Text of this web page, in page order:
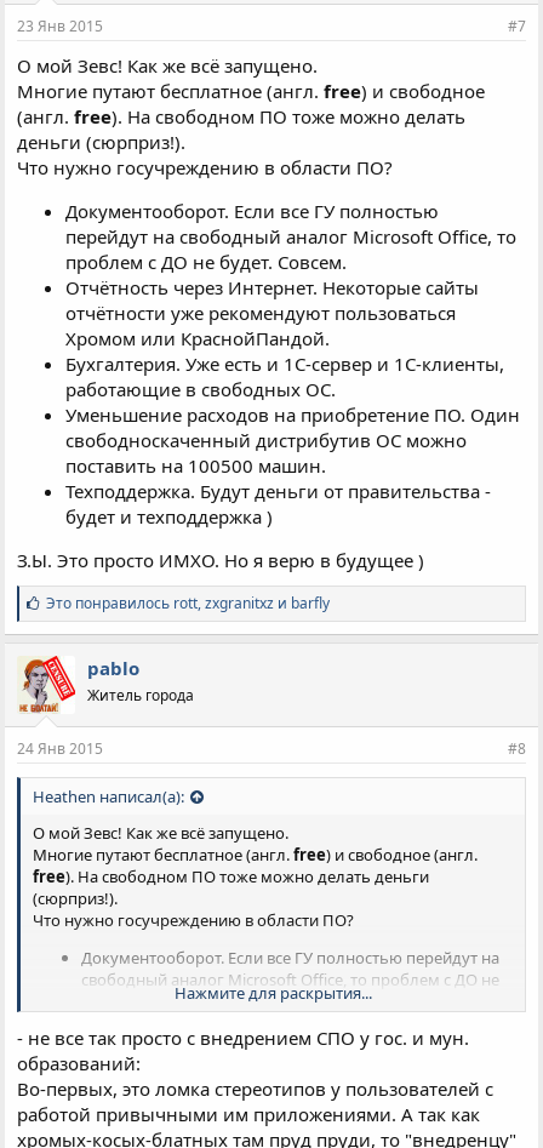
23 Янв 2015 #7
О мой Зевс! Как же всё запущено.
Многие путают бесплатное (англ.free) и свободное
(англ.free). На свободном ПО тоже можно делать
деньги (сюрприз!).
Что нужно госучреждению в области ПО?
Документооборот. Если все ГУ полностью
перейдут на свободный аналог Microsoft Office, то
проблем с ДО не будет. Совсем.
Отчётность через Интернет. Некоторые сайты
отчётности уже рекомендуют пользоваться
Хромом или КраснойПандой.
Бухгалтерия. Уже есть и 1С-сервер и 1С-клиенты,
работающие в свободных ОС.
Уменьшение расходов на приобретение ПО. Один
свободноскаченный дистрибутив ОС можно
поставить на 100500 машин.
Техподдержка. Будут деньги от правительства -
будет и техподдержка )
З.Ы. Это просто ИМХО. Но я верю в будущее )
С
и
м
п
а
т
и
:
Это понравилось rott,zxgranitxz и barfly
pablo
Житель города
24 Янв 2015 #8
Heathen написал(а):
О мой Зевс! Как же всё запущено.
Многие путают бесплатное (англ.free) и свободное (англ.
free). На свободном ПО тоже можно делать деньги
(сюрприз!).
Что нужно госучреждению в области ПО?
Документооборот. Если все ГУ полностью перейдут на
свободный аналог Microsoft Office, то проблем с ДО не
будет. Совсем.
отчётности уже рекомендуют пользоваться Хромом
или КраснойПандой.
Бухгалтерия. Уже есть и 1С-сервер и 1С-клиенты,
работающие в свободных ОС.
Уменьшение расходов на приобретение ПО. Один
Нажмите для раскрытия...
- не все так просто с внедрением СПО у гос. и мун.
образований:
Во-первых, это ломка стереотипов у пользователей с
работой привычными им приложениями. А так как
хромых-косых-блатных там пруд пруди, то "внедренцу"